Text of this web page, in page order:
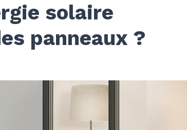
solaire
panneaux ?